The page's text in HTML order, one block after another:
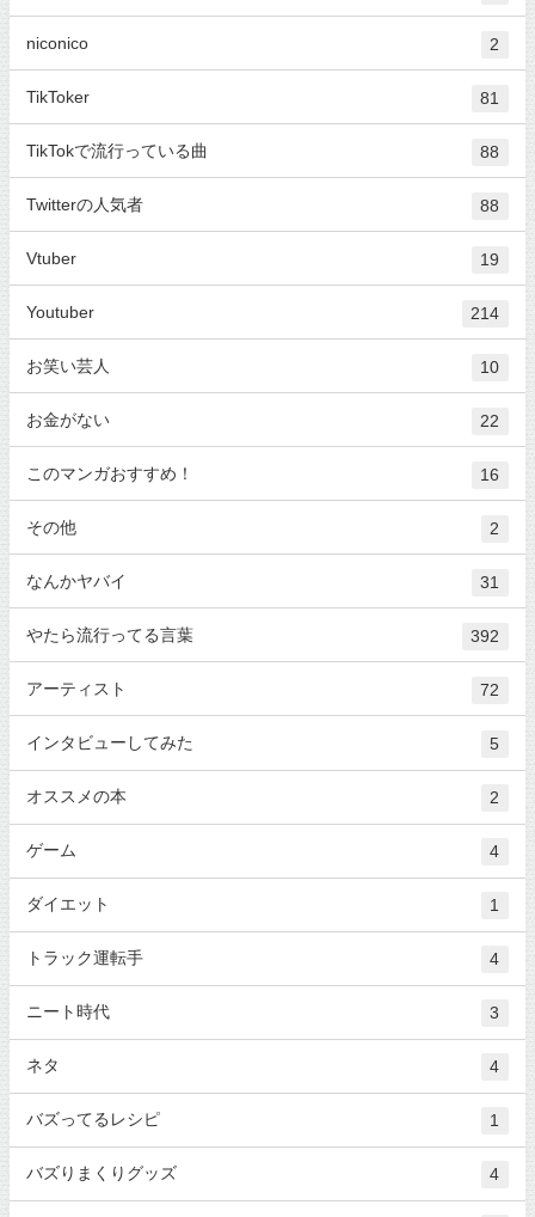
niconico 2
TikToker 81
TikTokで流行っている曲 88
Twitterの人気者 88
Vtuber 19
Youtuber 214
お笑い芸人 10
お金がない 22
このマンガおすすめ！ 16
その他 2
なんかヤバイ 31
やたら流行ってる言葉 392
アーティスト 72
インタビューしてみた 5
オススメの本 2
ゲーム 4
ダイエット 1
トラック運転手 4
ニート時代 3
ネタ 4
バズってるレシピ 1
バズりまくりグッズ 4